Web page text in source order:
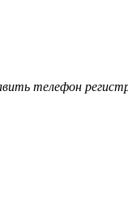
телефон